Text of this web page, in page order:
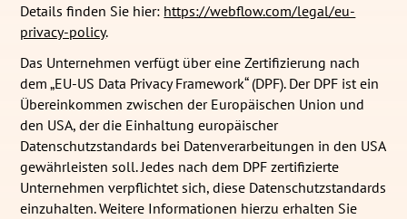
Details finden Sie hier: https://webflow.com/legal/eu-
privacy-policy.
Das Unternehmen verfügt über eine Zertifizierung nach
dem „EU-US Data Privacy Framework“ (DPF). Der DPF ist ein
Übereinkommen zwischen der Europäischen Union und
den USA, der die Einhaltung europäischer
Datenschutzstandards bei Datenverarbeitungen in den USA
gewährleisten soll. Jedes nach dem DPF zertifizierte
Unternehmen verpflichtet sich, diese Datenschutzstandards
einzuhalten. Weitere Informationen hierzu erhalten Sie